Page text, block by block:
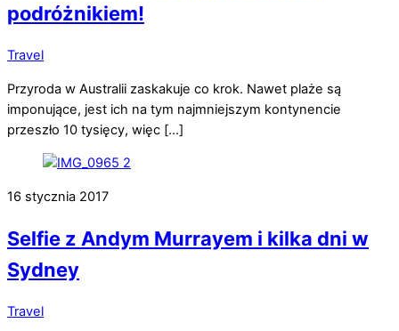
podróżnikiem!
Travel
Przyroda w Australii zaskakuje co krok. Nawet plaże są
imponujące, jest ich na tym najmniejszym kontynencie
przeszło 10 tysięcy, więc […]
16 stycznia 2017
Selfie z Andym Murrayem i kilka dni w
Sydney
Travel